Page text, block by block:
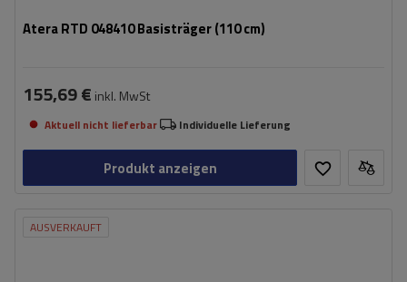
Atera RTD 048410 Basisträger (110 cm)
155,69 € inkl. MwSt
Aktuell nicht lieferbar Individuelle Lieferung
Produkt anzeigen
AUSVERKAUFT